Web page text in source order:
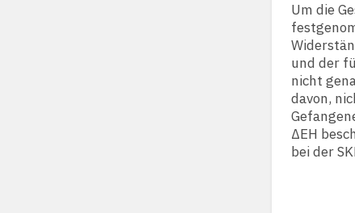
Um die
und der
nicht
davon,
ΔΕΗ
bei der